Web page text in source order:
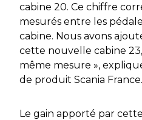
cabine 20. Ce chiffre
mesurés entre les
cabine. Nous avons
cette nouvelle cabine
même mesure »,
de produit Scania France.
Le gain apporté par